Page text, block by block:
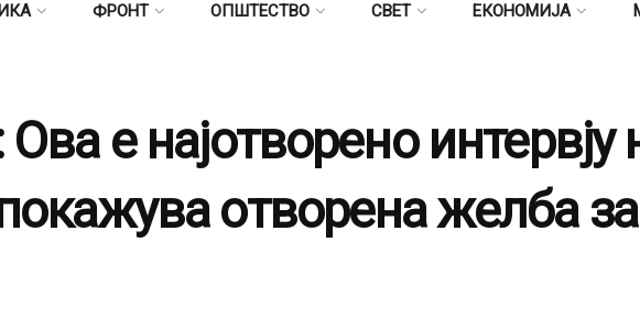
ФРОНТ ОПШТЕСТВО СВЕТ ЕКОНОМИЈА
Ова е најотворено интервју
отворена желба